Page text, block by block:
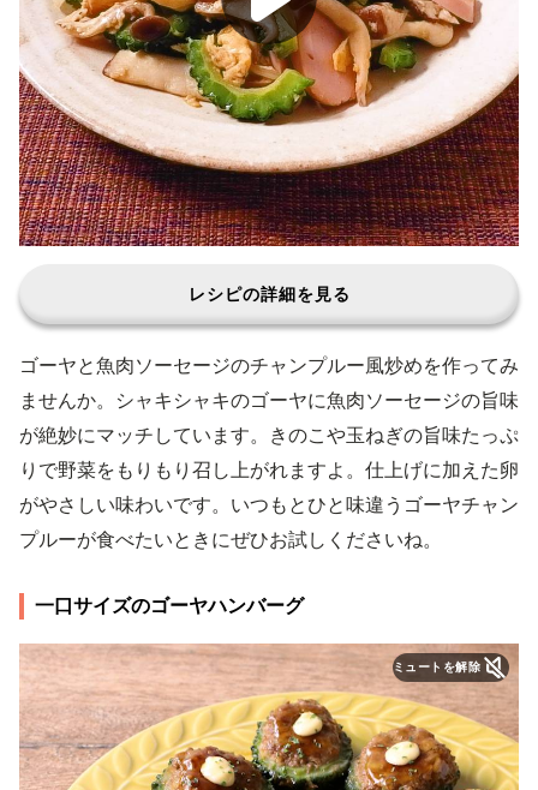
レシピの詳細を見る
ゴーヤと魚肉ソーセージのチャンプルー風炒めを作ってみ
ませんか。シャキシャキのゴーヤに魚肉ソーセージの旨味
が絶妙にマッチしています。きのこや玉ねぎの旨味たっぷ
りで野菜をもりもり召し上がれますよ。仕上げに加えた卵
がやさしい味わいです。いつもとひと味違うゴーヤチャン
プルーが食べたいときにぜひお試しくださいね。
一口サイズのゴーヤハンバーグ
ミュートを解除